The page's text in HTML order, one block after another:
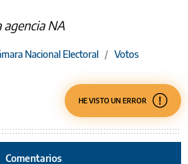
agencia NA
Nacional Electoral / Votos
HE VISTO UN ERROR
Comentarios